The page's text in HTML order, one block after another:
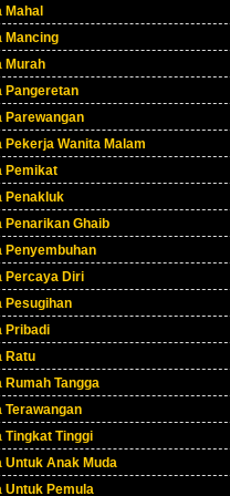
Mahal
Mancing
Murah
Pangeretan
Parewangan
Pekerja Wanita Malam
Pemikat
Penakluk
Penarikan Ghaib
Penyembuhan
Percaya Diri
Pesugihan
Pribadi
Ratu
Rumah Tangga
Terawangan
Tingkat Tinggi
Untuk Anak Muda
Untuk Pemula